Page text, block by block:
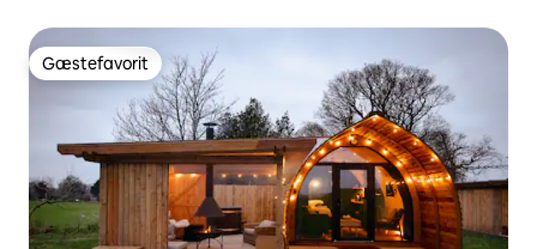
Gæstefavorit
Gæstefavorit